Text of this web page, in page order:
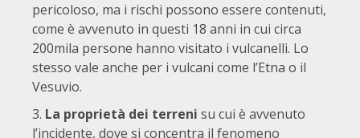
pericoloso, ma i rischi possono essere contenuti,
come è avvenuto in questi 18 anni in cui circa
200mila persone hanno visitato i vulcanelli. Lo
stesso vale anche per i vulcani come l’Etna o il
Vesuvio.
La proprietà dei terreni su cui è avvenuto
l’incidente, dove si concentra il fenomeno